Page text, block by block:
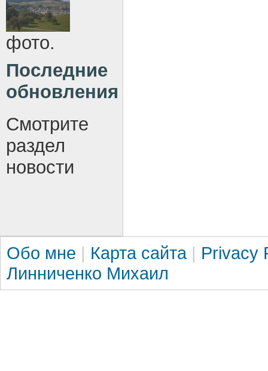
фото.
Последние
обновления
Смотрите
раздел
новости
Обо мне | Карта сайта | Privacy
Линниченко Михаил